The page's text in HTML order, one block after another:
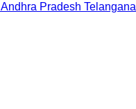
Andhra Pradesh Telangana